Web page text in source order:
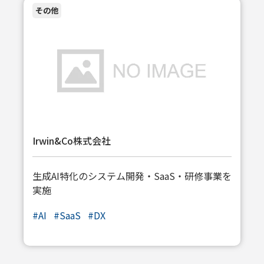
その他
Irwin&Co株式会社
生成AI特化のシステム開発・SaaS・研修事業を
実施
#AI #SaaS #DX